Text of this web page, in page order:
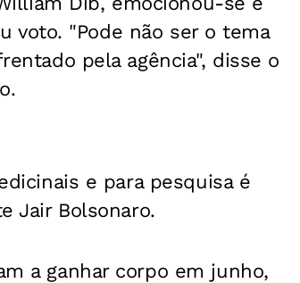
voto. "Pode não ser o tema
pela agência", disse o
e para pesquisa é
Jair Bolsonaro.
a ganhar corpo em junho,